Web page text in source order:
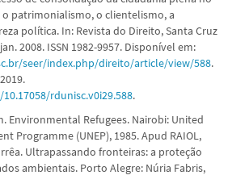
o patrimonialismo, o clientelismo, a
política. In: Revista do Direito, Santa Cruz
2008. ISSN 1982-9957. Disponível em:
seer/index.php/direito/article/view/588.
rdunisc.v0i29.588.
Environmental Refugees. Nairobi: United
Programme (UNEP), 1985. Apud RAIOL,
Ultrapassando fronteiras: a proteção
ambientais. Porto Alegre: Núria Fabris,